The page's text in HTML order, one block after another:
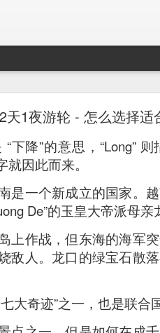
天1夜游轮 - 怎么选择适
下降”的意思，“Long”
就因此而来。
是一个新成立的国家。
De”的玉皇大帝派母
上作战，但东海的海军
敌人。龙口的绿宝石散
大奇迹”之一，也是联合
Stonebowl - Fusion
and his parents
and finally settled on Mr